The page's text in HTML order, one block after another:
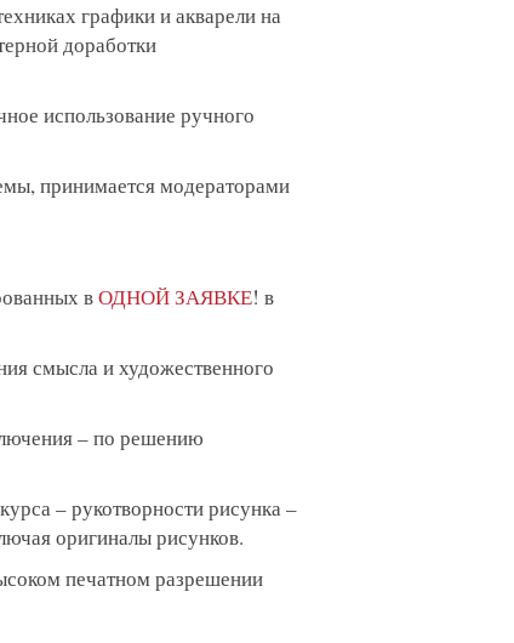
графики и акварели на
доработки
использование ручного
принимается модераторами
вОДНОЙ ЗАЯВКЕ! в
смысла и художественного
– по решению
– рукотворности рисунка –
оригиналы рисунков.
печатном разрешении